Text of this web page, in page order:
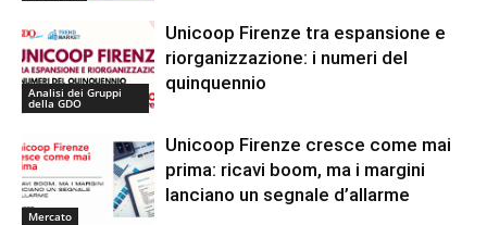
Analisi dei Gruppi
della GDO
Unicoop Firenze tra espansione e
riorganizzazione: i numeri del
quinquennio
Mercato
Unicoop Firenze cresce come mai
prima: ricavi boom, ma i margini
lanciano un segnale d’allarme